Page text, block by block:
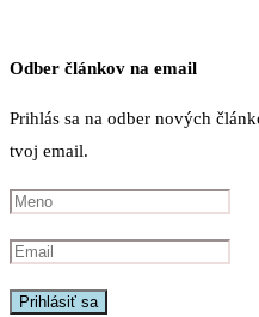
Odber článkov na email
Prihlás sa na odber nových
tvoj email.